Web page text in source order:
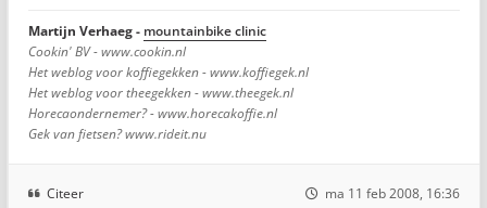
Martijn Verhaeg - mountainbike clinic
Cookin' BV - www.cookin.nl
Het weblog voor koffiegekken - www.koffiegek.nl
Het weblog voor theegekken - www.theegek.nl
Horecaondernemer? - www.horecakoffie.nl
Gek van fietsen? www.rideit.nu
Citeer ma 11 feb 2008, 16:36